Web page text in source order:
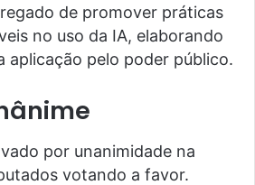
de promover práticas
no uso da IA, elaborando
aplicação pelo poder público.
por unanimidade na
votando a favor.